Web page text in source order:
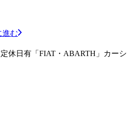
進む
休日有「FIAT・ABARTH」カーシ